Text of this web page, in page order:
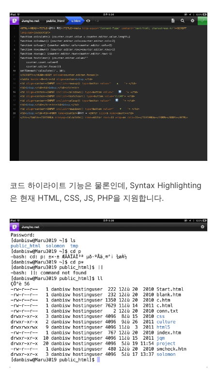
코드 하이라이트 기능은 물론인데, Syntax Highlighting
은 현재 HTML, CSS, JS, PHP을 지원합니다.